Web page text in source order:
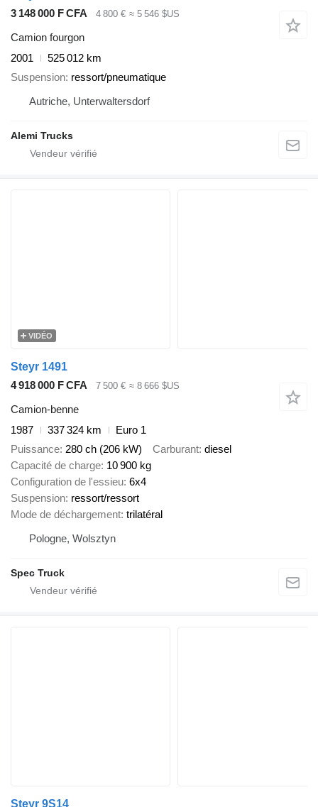
3 148 000 F CFA
4 800 € ≈ 5 546 $US
Camion fourgon
2001
525 012 km
Suspension ressort/pneumatique
Autriche, Unterwaltersdorf
Alemi Trucks
VIDÉO
Steyr 1491
4 918 000 F CFA
7 500 € ≈ 8 666 $US
Camion-benne
1987
337 324 km
Euro 1
Puissance 280 ch (206 kW) Carburant diesel
Capacité de charge 10 900 kg
Configuration de l'essieu 6x4
Suspension ressort/ressort
Mode de déchargement trilatéral
Pologne, Wolsztyn
Spec Truck
Steyr 9S14